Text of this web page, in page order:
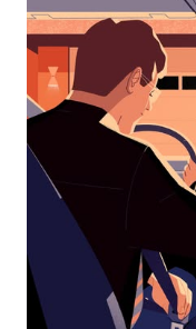
o
calendário
selecionar
uma
data.
Prima
o
botão
o
calendário.